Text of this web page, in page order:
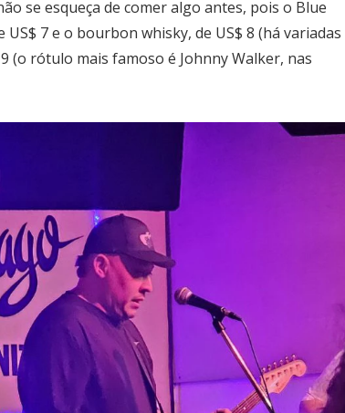
se esqueça de comer algo antes, pois o Blue
7 e o bourbon whisky, de US$ 8 (há variadas
(o rótulo mais famoso é Johnny Walker, nas